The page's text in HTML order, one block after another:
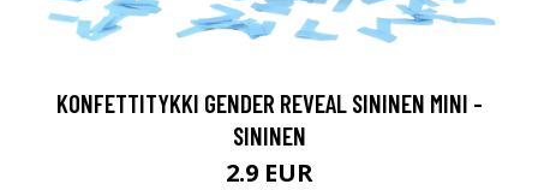
KONFETTITYKKI GENDER REVEAL SININEN MINI -
SININEN
2.9 EUR